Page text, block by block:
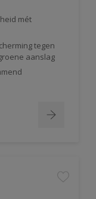
mét
tegen
aanslag